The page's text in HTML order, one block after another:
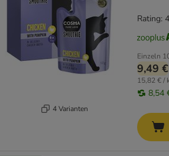
4 Varianten
Einzeln
9,49 €
15,82 € /
8,54
Rating: